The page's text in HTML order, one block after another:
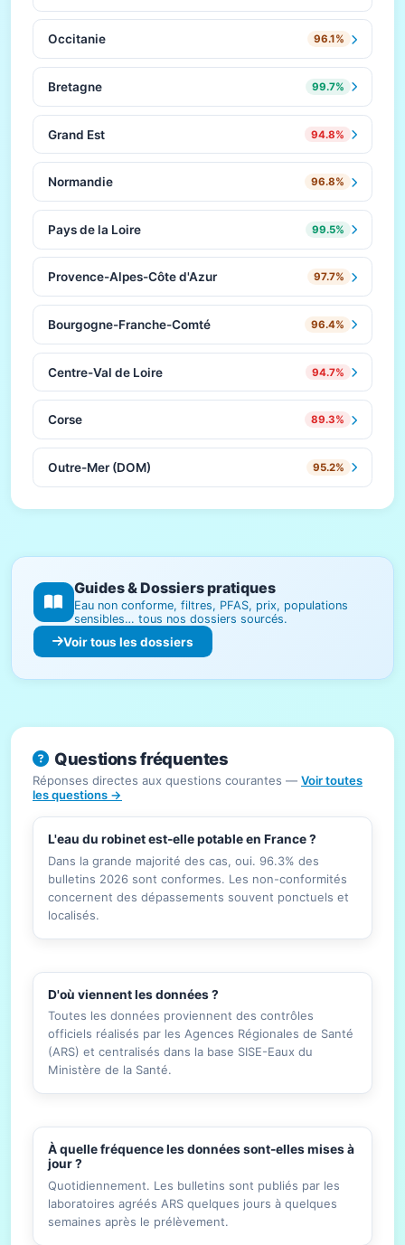
Occitanie 96.1%
Bretagne 99.7%
Grand Est 94.8%
Normandie 96.8%
Pays de la Loire 99.5%
Provence-Alpes-Côte d'Azur 97.7%
Bourgogne-Franche-Comté 96.4%
Centre-Val de Loire 94.7%
Corse 89.3%
Outre-Mer (DOM) 95.2%
Guides & Dossiers pratiques
Eau non conforme, filtres, PFAS, prix, populations
sensibles… tous nos dossiers sourcés.
Voir tous les dossiers
Questions fréquentes
Réponses directes aux questions courantes — Voir toutes
les questions →
L'eau du robinet est-elle potable en France ?
Dans la grande majorité des cas, oui. 96.3% des
bulletins 2026 sont conformes. Les non-conformités
concernent des dépassements souvent ponctuels et
localisés.
D'où viennent les données ?
Toutes les données proviennent des contrôles
officiels réalisés par les Agences Régionales de Santé
(ARS) et centralisés dans la base SISE-Eaux du
Ministère de la Santé.
À quelle fréquence les données sont-elles mises à
jour ?
Quotidiennement. Les bulletins sont publiés par les
laboratoires agréés ARS quelques jours à quelques
semaines après le prélèvement.